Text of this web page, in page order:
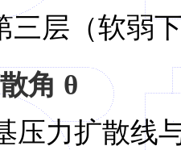
层（软弱下
角 θ
力扩散线